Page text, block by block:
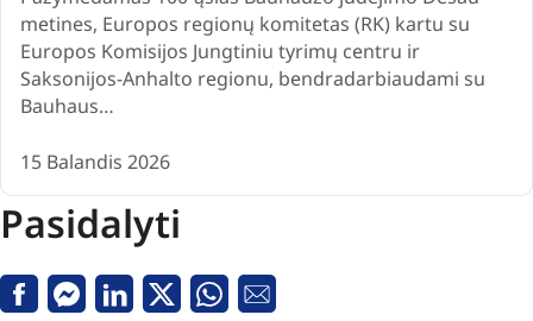
metines, Europos regionų komitetas (RK) kartu su
Europos Komisijos Jungtiniu tyrimų centru ir
Saksonijos-Anhalto regionu, bendradarbiaudami su
Bauhaus…
15 Balandis 2026
Pasidalyti
FacebookMessenger
Linkedin
X Whatsapp
El.